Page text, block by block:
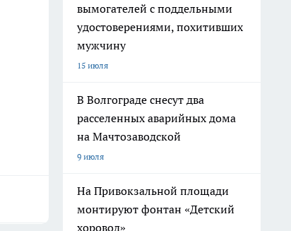
вымогателей с поддельными
удостоверениями, похитивших
мужчину
15 июля
В Волгограде снесут два
расселенных аварийных дома
на Мачтозаводской
9 июля